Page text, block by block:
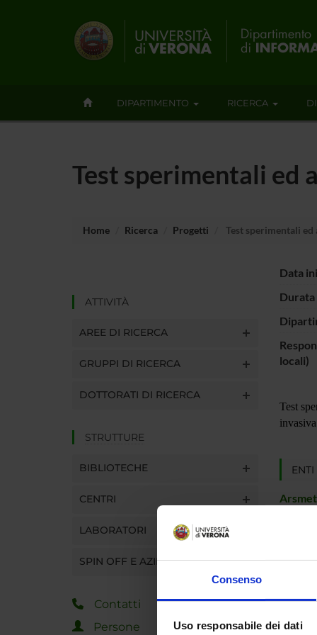
Consenso
Uso responsabile dei dati
DIPARTIMENTO RICERCA
Test sperimentali ed
Home Ricerca Progetti Test sperimentali ed
ATTIVITÀ
AREE DI RICERCA
GRUPPI DI RICERCA
DOTTORATI DI RICERCA
STRUTTURE
BIBLIOTECHE
CENTRI
LABORATORI
SPIN OFF E AZIENDE
Contatti
Persone
Data
Durata
locali)
Test
Elena